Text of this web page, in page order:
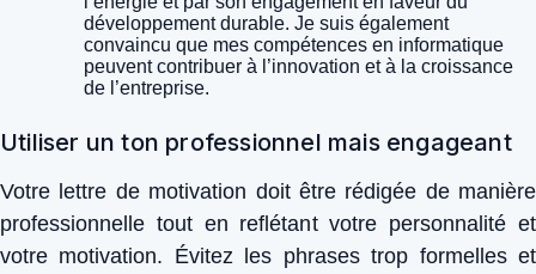
développement durable. Je suis également
convaincu que mes compétences en informatique
peuvent contribuer à l’innovation et à la croissance
de l’entreprise.
Utiliser un ton professionnel mais engageant
Votre lettre de motivation doit être rédigée de manière
professionnelle tout en reflétant votre personnalité et
votre motivation. Évitez les phrases trop formelles et